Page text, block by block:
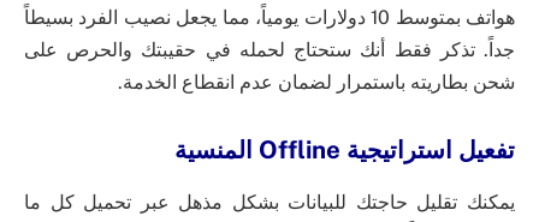
هواتف بمتوسط 10 دولارات يومياً، مما يجعل نصيب الفرد بسيطاً
جداً. تذكر فقط أنك ستحتاج لحمله في حقيبتك والحرص على
شحن بطاريته باستمرار لضمان عدم انقطاع الخدمة.
تفعيل استراتيجية Offline المنسية
يمكنك تقليل حاجتك للبيانات بشكل مذهل عبر تحميل كل ما